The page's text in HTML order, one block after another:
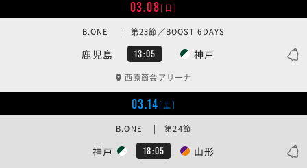
03.08[日]
鹿児島 13:05 神戸
B.ONE | 第23節／BOOST 6DAYS
西原商会アリーナ
03.14[土]
神戸 18:05 山形
B.ONE | 第24節